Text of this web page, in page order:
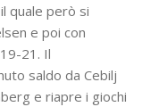
quale però si
e poi con
21. Il
saldo da Cebilj
e riapre i giochi